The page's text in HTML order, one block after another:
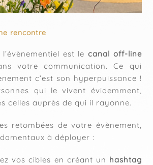
rencontre
est le canal off-line
votre communication. Ce qui
c’est son hyperpuissance !
qui le vivent évidemment,
celles auprès de qui il rayonne.
retombées de votre évènement,
à déployer :
vos cibles en créant un hashtag